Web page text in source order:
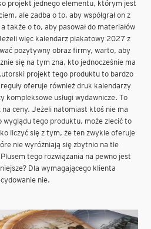
projekt jednego elementu, którym jest
ale zadba o to, aby współgrał on z
także o to, aby pasował do materiałów
więc kalendarz plakatowy 2027 z
pozytywny obraz firmy, warto, aby
się na tym zna, kto jednocześnie ma
projekt tego produktu to bardzo
oferuje również druk kalendarzy
kompleksowe usługi wydawnicze. To
na ceny. Jeżeli natomiast ktoś nie ma
wyglądu tego produktu, może zlecić to
liczyć się z tym, że ten zwykle oferuje
nie wyróżniają się zbytnio na tle
tego rozwiązania na pewno jest
Dla wymagającego klienta
nie.